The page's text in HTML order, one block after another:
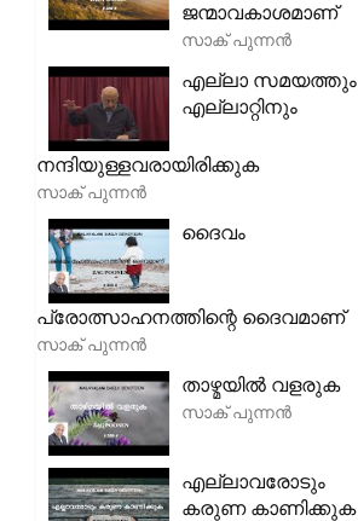
ജന്മാവകാശമാണ്
സാക് പുന്നൻ
എല്ലാ സമയത്തും
എല്ലാറ്റിനും
നന്ദിയുള്ളവരായിരിക്കുക
സാക് പുന്നൻ
ദൈവം
പ്രോത്സാഹനത്തിന്റെ ദൈവമാണ്
സാക് പുന്നൻ
താഴ്മയിൽ വളരുക
സാക് പുന്നൻ
എല്ലാവരോടും
കരുണ കാണിക്കുക